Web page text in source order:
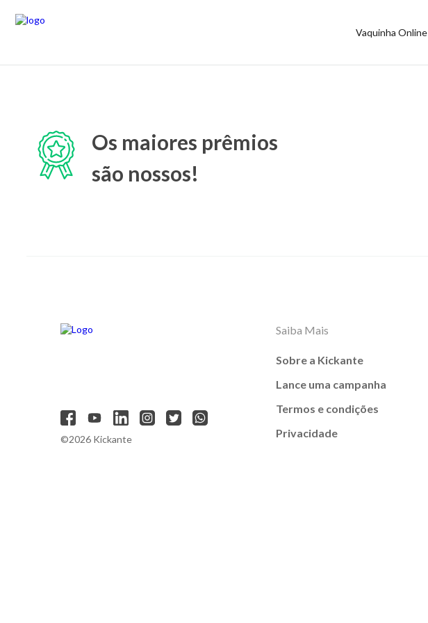
Vaquinha Online
Os maiores prêmios
são nossos!
©2026 Kickante
Saiba Mais
Sobre a Kickante
Lance uma campanha
Termos e condições
Privacidade